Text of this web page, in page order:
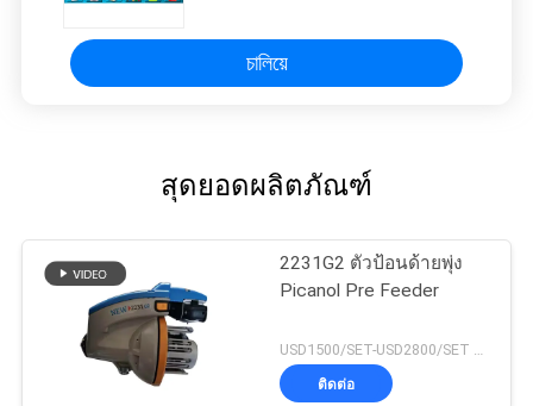
চালিয়ে
สุดยอดผลิตภัณฑ์
2231G2 ตัวป้อนด้ายพุ่ง
Picanol Pre Feeder
USD1500/SET-USD2800/SET MOQ:1 ชุด
ติดต่อ